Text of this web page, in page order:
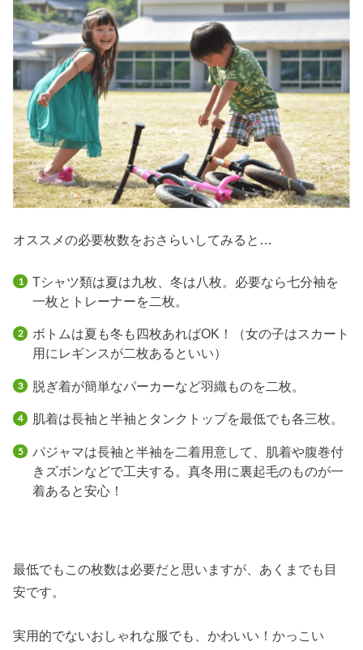
オススメの必要枚数をおさらいしてみると…
Tシャツ類は夏は九枚、冬は八枚。必要なら七分袖を
一枚とトレーナーを二枚。
ボトムは夏も冬も四枚あればOK！（女の子はスカート
用にレギンスが二枚あるといい）
脱ぎ着が簡単なパーカーなど羽織ものを二枚。
肌着は長袖と半袖とタンクトップを最低でも各三枚。
パジャマは長袖と半袖を二着用意して、肌着や腹巻付
きズボンなどで工夫する。真冬用に裏起毛のものが一
着あると安心！
最低でもこの枚数は必要だと思いますが、あくまでも目
安です。
実用的でないおしゃれな服でも、かわいい！かっこい